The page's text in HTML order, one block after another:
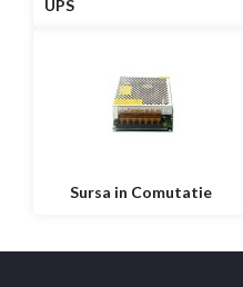
UPS
Sursa in Comutatie